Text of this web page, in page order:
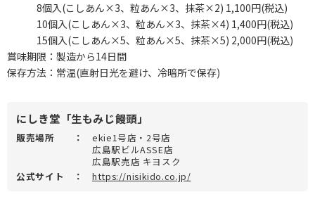
8個入(こしあん×3、粒あん×3、抹茶×2) 1,100円(税込)
10個入(こしあん×3、粒あん×3、抹茶×4) 1,400円(税込)
15個入(こしあん×5、粒あん×5、抹茶×5) 2,000円(税込)
賞味期限：製造から14日間
保存方法：常温(直射日光を避け、冷暗所で保存)
にしき堂「生もみじ饅頭」
販売場所 ：
ekie1号店・2号店
広島駅ビルASSE店
広島駅売店 キヨスク
公式サイト
： https://nisikido.co.jp/